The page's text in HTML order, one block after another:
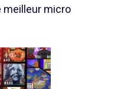
meilleur micro